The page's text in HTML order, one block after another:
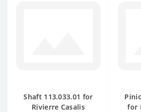
Shaft 113.033.01 for
Rivierre Casalis
for